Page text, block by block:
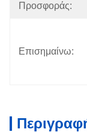
Προσφοράς:
Επισημαίνω: